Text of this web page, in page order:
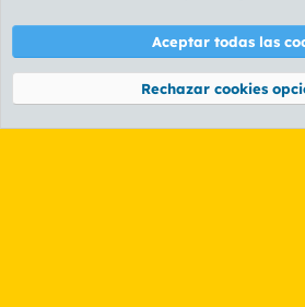
Términos y reglas
Community platform by XenForo® © 2010-2026
Aceptar todas las
Rechazar cookies